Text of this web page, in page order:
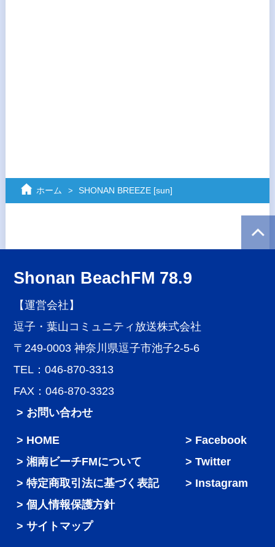
ホーム SHONAN BREEZE [sun]
Shonan BeachFM 78.9
【運営会社】
逗子・葉山コミュニティ放送株式会社
〒249-0003 神奈川県逗子市池子2-5-6
TEL：046-870-3313
FAX：046-870-3323
> お問い合わせ
HOME
湘南ビーチFMについて
特定商取引法に基づく表記
個人情報保護方針
サイトマップ
Facebook
Twitter
Instagram